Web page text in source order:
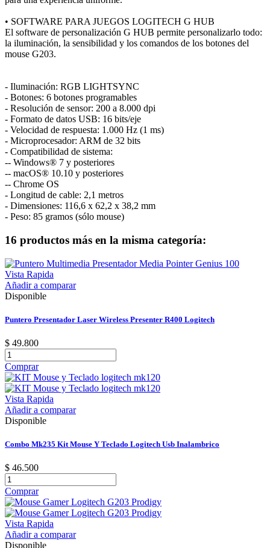
• SOFTWARE PARA JUEGOS LOGITECH G HUB
El software de personalización G HUB permite personalizarlo todo:
la iluminación, la sensibilidad y los comandos de los botones del
mouse G203.
- Iluminación: RGB LIGHTSYNC
- Botones: 6 botones programables
- Resolución de sensor: 200 a 8.000 dpi
- Formato de datos USB: 16 bits/eje
- Velocidad de respuesta: 1.000 Hz (1 ms)
- Microprocesador: ARM de 32 bits
- Compatibilidad de sistema:
-- Windows® 7 y posteriores
-- macOS® 10.10 y posteriores
-- Chrome OS
- Longitud de cable: 2,1 metros
- Dimensiones: 116,6 x 62,2 x 38,2 mm
- Peso: 85 gramos (sólo mouse)
16 productos más en la misma categoría:
Vista Rapida
Añadir a comparar
Disponible
Puntero Presentador Laser Wireless Presenter R400 Logitech
$ 49.800
Comprar
Vista Rapida
Añadir a comparar
Disponible
Combo Mk235 Kit Mouse Y Teclado Logitech Usb Inalambrico
$ 46.500
Comprar
Vista Rapida
Añadir a comparar
Disponible